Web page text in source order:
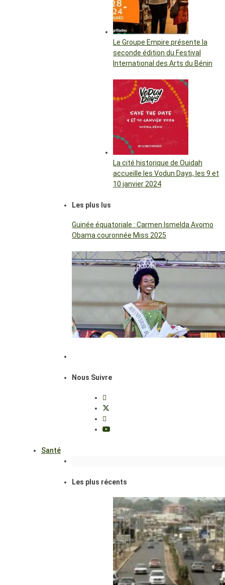
Le Groupe Empire présente la
seconde édition du Festival
International des Arts du Bénin
La cité historique de Ouidah
accueille les Vodun Days, les 9 et
10 janvier 2024
Les plus lus
Guinée équatoriale : Carmen Ismelda Avomo
Obama couronnée Miss 2025
Nous Suivre
Santé
Les plus récents